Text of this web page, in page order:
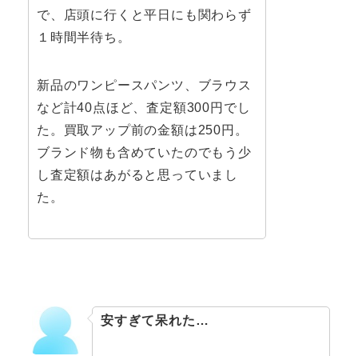
で、店頭に行くと平日にも関わらず
１時間半待ち。
新品のワンピースパンツ、ブラウス
など計40点ほど、査定額300円でし
た。買取アップ前の金額は250円。
ブランド物も含めていたのでもう少
し査定額はあがると思っていまし
た。
安すぎて呆れた…